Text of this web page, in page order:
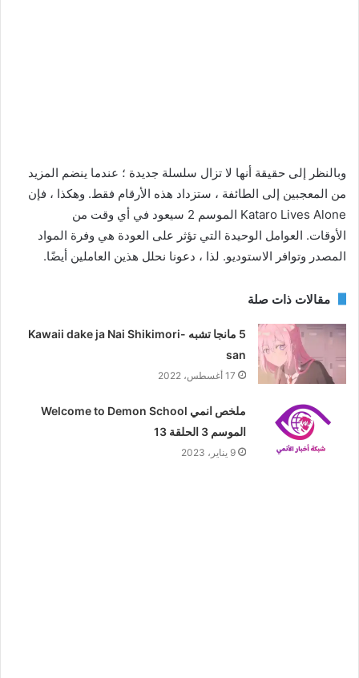
وبالنظر إلى حقيقة أنها لا تزال سلسلة جديدة ؛ عندما ينضم المزيد
من المعجبين إلى الطائفة ، ستزداد هذه الأرقام فقط. وهكذا ، فإن
Kataro Lives Alone الموسم 2 سيعود في أي وقت من
الأوقات. العوامل الوحيدة التي تؤثر على العودة هي وفرة المواد
المصدر وتوافر الاستوديو. لذا ، دعونا نحلل هذين العاملين أيضًا.
مقالات ذات صلة
5 مانجا تشبه Kawaii dake ja Nai Shikimori-
san
17 أغسطس، 2022
ملخص انمي Welcome to Demon School
الموسم 3 الحلقة 13
9 يناير، 2023